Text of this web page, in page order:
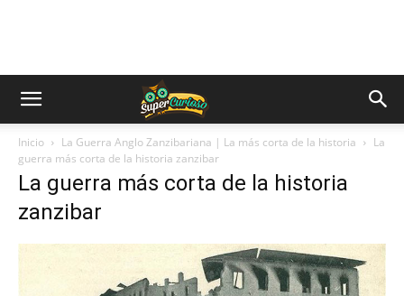
Inicio La Guerra Anglo Zanzibariana | La más corta de la historia
La
guerra más corta de la historia zanzibar
La guerra más corta de la historia
zanzibar